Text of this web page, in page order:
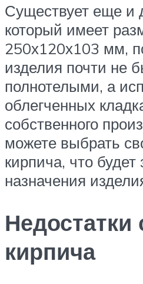
Существует еще и
который имеет
250х120х103 мм,
изделия почти не
полнотелыми, а
облегченных
собственного
можете выбрать
кирпича, что будет
назначения
Недостатки
кирпича